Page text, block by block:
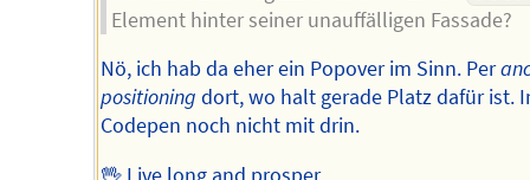
Element hinter seiner unauffälligen Fassade?
Nö, ich hab da eher ein Popover im Sinn. Per
positioning dort, wo halt gerade Platz dafür ist.
Codepen noch nicht mit drin.